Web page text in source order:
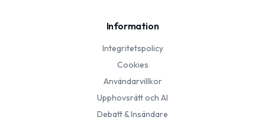
Information
Integritetspolicy
Cookies
Användarvillkor
Upphovsrätt och AI
Debatt & Insändare